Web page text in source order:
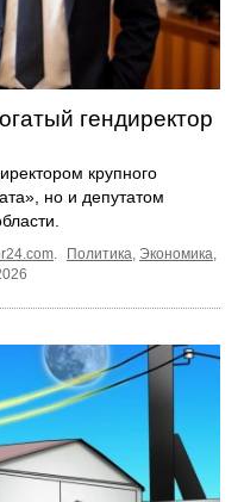
гендиректор
крупного
но и депутатом
. Политика, Экономика,